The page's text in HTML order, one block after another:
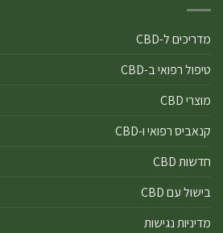
מדריכים ל-CBD
טיפול רפואי ב-CBD
מוצרי CBD
קנאביס רפואי ו-CBD
חדשות CBD
בישול עם CBD
מדיניות נגישות